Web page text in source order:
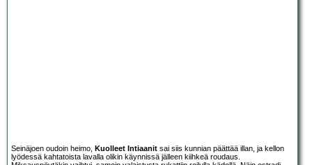
Seinäjoen oudoin heimo, Kuolleet Intiaanit sai siis kunnian päättää illan, ja kellon
lyödessä kahtatoista lavalla olikin käynnissä jälleen kiihkeä roudaus.